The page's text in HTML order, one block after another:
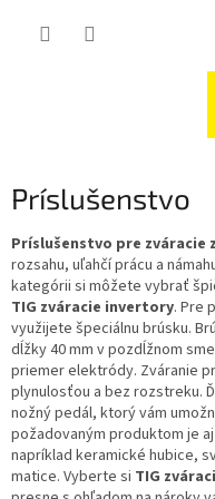
Príslušenstvo
Príslušenstvo pre zváracie
rozsahu, uľahčí prácu a
kategórii si môžete vybrať
TIG zváracie invertory. Pre
využijete špeciálnu brúsku.
dĺžky 40 mm v pozdĺžnom
priemer elektródy. Zváranie
plynulosťou a bez rozstreku.
nožný pedál, ktorý vám
požadovaným produktom je aj
napríklad keramické hubice,
matice. Vyberte si TIG